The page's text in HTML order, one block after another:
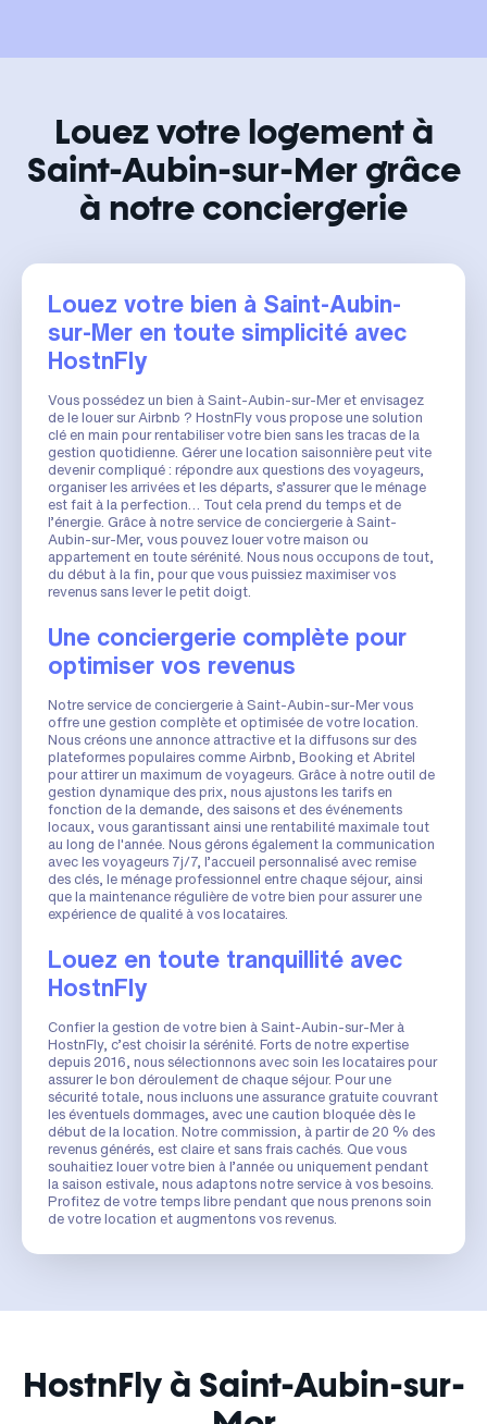
Louez votre logement à
Saint-Aubin-sur-Mer grâce
à notre conciergerie
Louez votre bien à Saint-Aubin-
sur-Mer en toute simplicité avec
HostnFly
Vous possédez un bien à Saint-Aubin-sur-Mer et envisagez
de le louer sur Airbnb ? HostnFly vous propose une solution
clé en main pour rentabiliser votre bien sans les tracas de la
gestion quotidienne. Gérer une location saisonnière peut vite
devenir compliqué : répondre aux questions des voyageurs,
organiser les arrivées et les départs, s’assurer que le ménage
est fait à la perfection… Tout cela prend du temps et de
l’énergie. Grâce à notre service de conciergerie à Saint-
Aubin-sur-Mer, vous pouvez louer votre maison ou
appartement en toute sérénité. Nous nous occupons de tout,
du début à la fin, pour que vous puissiez maximiser vos
revenus sans lever le petit doigt.
Une conciergerie complète pour
optimiser vos revenus
Notre service de conciergerie à Saint-Aubin-sur-Mer vous
offre une gestion complète et optimisée de votre location.
Nous créons une annonce attractive et la diffusons sur des
plateformes populaires comme Airbnb, Booking et Abritel
pour attirer un maximum de voyageurs. Grâce à notre outil de
gestion dynamique des prix, nous ajustons les tarifs en
fonction de la demande, des saisons et des événements
locaux, vous garantissant ainsi une rentabilité maximale tout
au long de l'année. Nous gérons également la communication
avec les voyageurs 7j/7, l’accueil personnalisé avec remise
des clés, le ménage professionnel entre chaque séjour, ainsi
que la maintenance régulière de votre bien pour assurer une
expérience de qualité à vos locataires.
Louez en toute tranquillité avec
HostnFly
Confier la gestion de votre bien à Saint-Aubin-sur-Mer à
HostnFly, c’est choisir la sérénité. Forts de notre expertise
depuis 2016, nous sélectionnons avec soin les locataires pour
assurer le bon déroulement de chaque séjour. Pour une
sécurité totale, nous incluons une assurance gratuite couvrant
les éventuels dommages, avec une caution bloquée dès le
début de la location. Notre commission, à partir de 20 % des
revenus générés, est claire et sans frais cachés. Que vous
souhaitiez louer votre bien à l’année ou uniquement pendant
la saison estivale, nous adaptons notre service à vos besoins.
Profitez de votre temps libre pendant que nous prenons soin
de votre location et augmentons vos revenus.
HostnFly à Saint-Aubin-sur-